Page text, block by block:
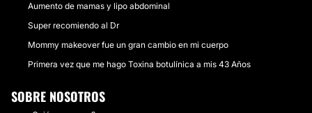
Aumento de mamas y lipo abdominal
Super recomiendo al Dr
Mommy makeover fue un gran cambio en mi cuerpo
Primera vez que me hago Toxina botulínica a mis 43 Años
SOBRE NOSOTROS